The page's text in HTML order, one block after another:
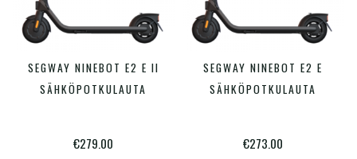
LISÄÄ OSTOSKORIIN
SEGWAY NINEBOT E2 E II
SÄHKÖPOTKULAUTA
€279.00
LISÄÄ OSTOSKORIIN
SEGWAY NINEBOT E2 E
SÄHKÖPOTKULAUTA
€273.00